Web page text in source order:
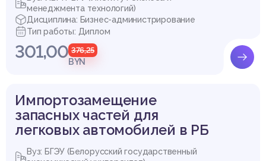
менеджмента технологий)
Дисциплина: Бизнес-администрирование
Тип работы: Диплом
301,00 376,25
BYN
Импортозамещение
запасных частей для
легковых автомобилей в РБ
Вуз: БГЭУ (Белорусский государственный